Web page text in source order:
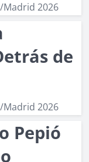
Madrid 2026
de
Madrid 2026
Pepió